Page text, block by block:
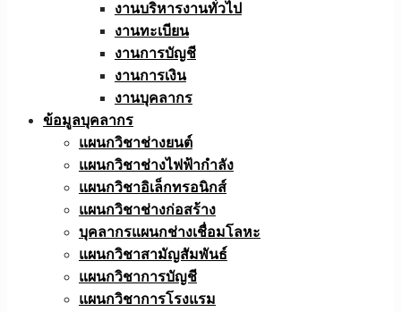
งานบริหารงานทั่วไป
งานทะเบียน
งานการบัญชี
งานการเงิน
งานบุคลากร
ข้อมูลบุคลากร
แผนกวิชาช่างยนต์
แผนกวิชาช่างไฟฟ้ากำลัง
แผนกวิชาอิเล็กทรอนิกส์
แผนกวิชาช่างก่อสร้าง
บุคลากรแผนกช่างเชื่อมโลหะ
แผนกวิชาสามัญสัมพันธ์
แผนกวิชาการบัญชี
แผนกวิชาการโรงแรม